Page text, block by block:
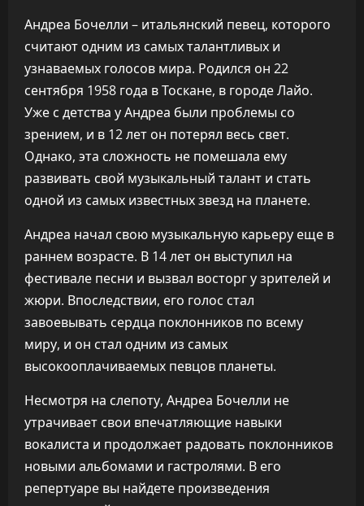
Андреа Бочелли – итальянский певец, которого
считают одним из самых талантливых и
узнаваемых голосов мира. Родился он 22
сентября 1958 года в Тоскане, в городе Лайо.
Уже с детства у Андреа были проблемы со
зрением, и в 12 лет он потерял весь свет.
Однако, эта сложность не помешала ему
развивать свой музыкальный талант и стать
одной из самых известных звезд на планете.
Андреа начал свою музыкальную карьеру еще в
раннем возрасте. В 14 лет он выступил на
фестивале песни и вызвал восторг у зрителей и
жюри. Впоследствии, его голос стал
завоевывать сердца поклонников по всему
миру, и он стал одним из самых
высокооплачиваемых певцов планеты.
Несмотря на слепоту, Андреа Бочелли не
утрачивает свои впечатляющие навыки
вокалиста и продолжает радовать поклонников
новыми альбомами и гастролями. В его
репертуаре вы найдете произведения